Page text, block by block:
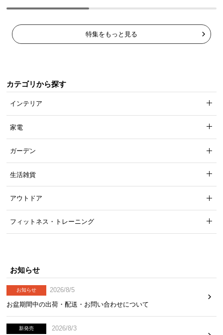
特集をもっと見る
カテゴリから探す
インテリア
家電
ガーデン
生活雑貨
アウトドア
フィットネス・トレーニング
お知らせ
お知らせ
2026/8/5
お盆期間中の出荷・配送・お問い合わせについて
新発売
2026/8/3